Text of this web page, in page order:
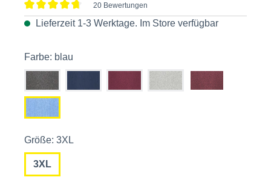
Durchschnittliche Bewertung von 4.8 von 5 Sternen
20 Bewertungen
Lieferzeit 1-3 Werktage. Im Store verfügbar
Farbe: blau
Größe: 3XL
3XL